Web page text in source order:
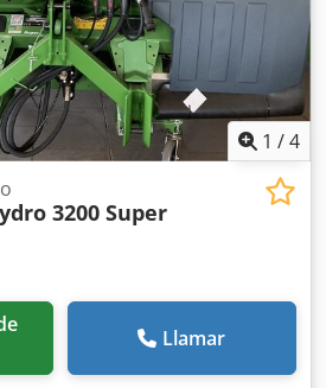
1 /4
3200 Super
Llamar